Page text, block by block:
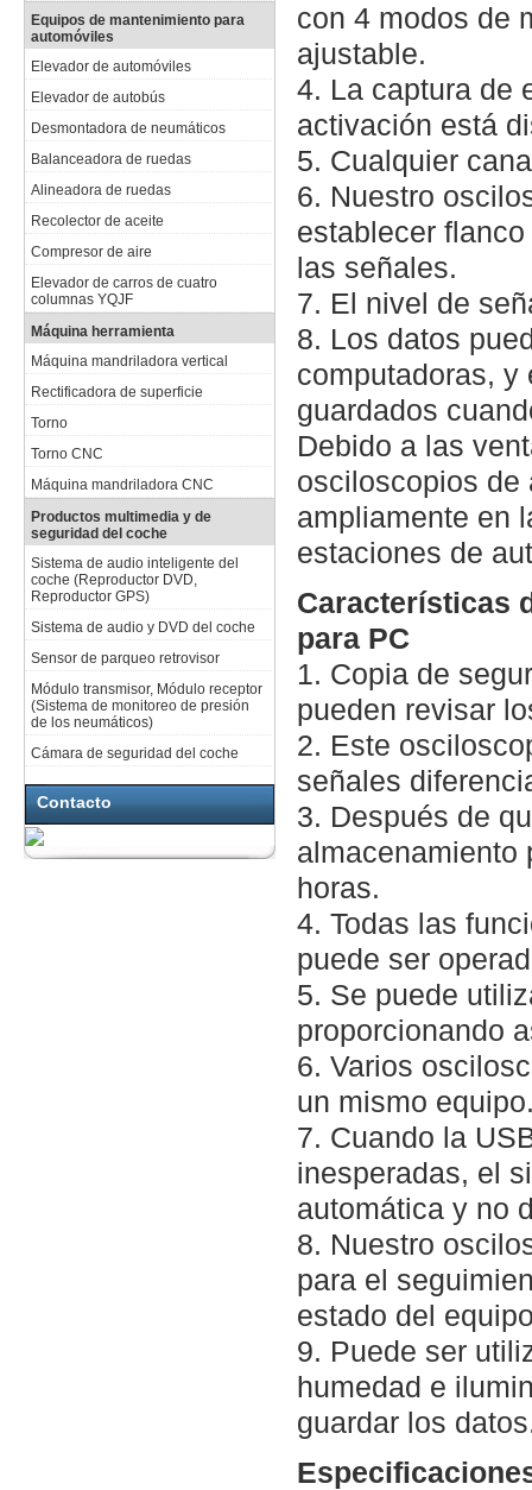
Equipos de mantenimiento para
automóviles
Elevador de automóviles
Elevador de autobús
Desmontadora de neumáticos
Balanceadora de ruedas
Alineadora de ruedas
Recolector de aceite
Compresor de aire
Elevador de carros de cuatro
columnas YQJF
Máquina herramienta
Máquina mandriladora vertical
Rectificadora de superficie
Torno
Torno CNC
Máquina mandriladora CNC
Productos multimedia y de
seguridad del coche
Sistema de audio inteligente del
coche (Reproductor DVD,
Reproductor GPS)
Sistema de audio y DVD del coche
Sensor de parqueo retrovisor
Módulo transmisor, Módulo receptor
(Sistema de monitoreo de presión
de los neumáticos)
Cámara de seguridad del coche
Contacto
con 4 modos de
ajustable.
4. La captura de
activación está
5. Cualquier
6. Nuestro
establecer
las señales.
7. El nivel de
8. Los datos
computadoras, y
guardados
Debido a las
osciloscopios de
ampliamente en
estaciones de
Características
para PC
1. Copia de
pueden revisar
2. Este
señales
3. Después de
almacenamiento
horas.
4. Todas las
puede ser
5. Se puede
proporcionando
6. Varios
un mismo
7. Cuando la
inesperadas, el
automática y no
8. Nuestro
para el
estado del
9. Puede ser
humedad e
guardar los